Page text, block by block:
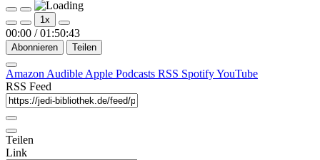
Play
Episode
Pause
Episode
1x
00:00 / 01:50:43
Abonnieren Teilen
Amazon Audible Apple Podcasts RSS SpotifyYouTube
RSS Feed
Teilen
Link